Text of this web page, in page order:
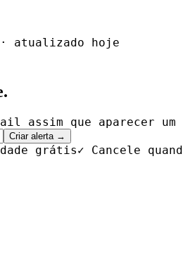
atualizado hoje
assim que aparecer um
Criar alerta →
grátis✓ Cancele